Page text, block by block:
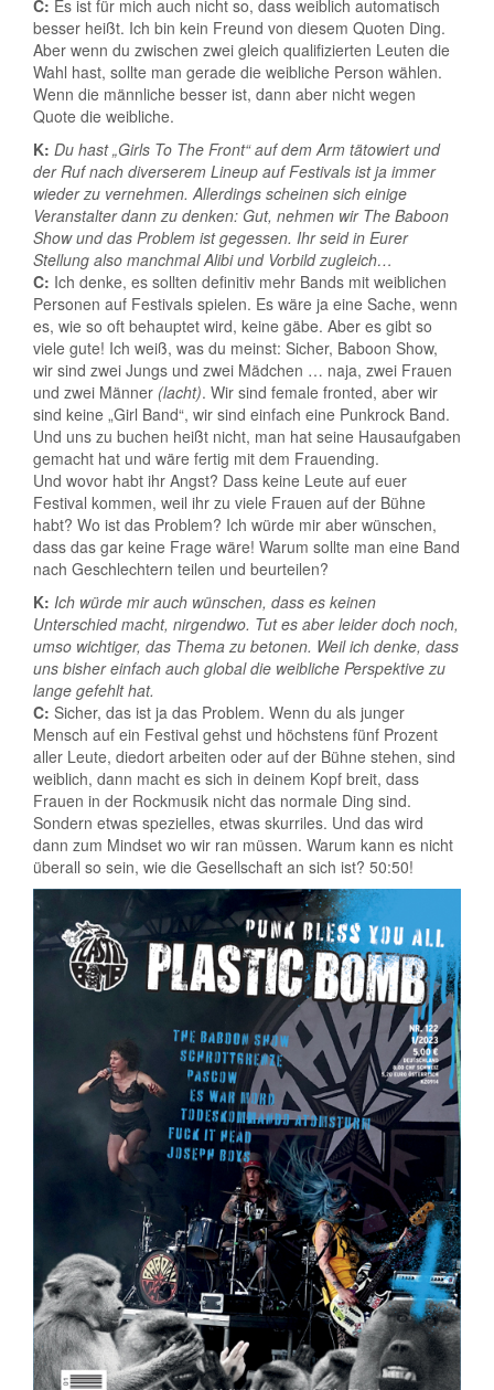
C: Es ist für mich auch nicht so, dass weiblich automatisch
besser heißt. Ich bin kein Freund von diesem Quoten Ding.
Aber wenn du zwischen zwei gleich qualifizierten Leuten die
Wahl hast, sollte man gerade die weibliche Person wählen.
Wenn die männliche besser ist, dann aber nicht wegen
Quote die weibliche.
K: Du hast „Girls To The Front“ auf dem Arm tätowiert und
der Ruf nach diverserem Lineup auf Festivals ist ja immer
wieder zu vernehmen. Allerdings scheinen sich einige
Veranstalter dann zu denken: Gut, nehmen wir The Baboon
Show und das Problem ist gegessen. Ihr seid in Eurer
Stellung also manchmal Alibi und Vorbild zugleich…
C: Ich denke, es sollten definitiv mehr Bands mit weiblichen
Personen auf Festivals spielen. Es wäre ja eine Sache, wenn
es, wie so oft behauptet wird, keine gäbe. Aber es gibt so
viele gute! Ich weiß, was du meinst: Sicher, Baboon Show,
wir sind zwei Jungs und zwei Mädchen … naja, zwei Frauen
und zwei Männer (lacht). Wir sind female fronted, aber wir
sind keine „Girl Band“, wir sind einfach eine Punkrock Band.
Und uns zu buchen heißt nicht, man hat seine Hausaufgaben
gemacht hat und wäre fertig mit dem Frauending.
Und wovor habt ihr Angst? Dass keine Leute auf euer
Festival kommen, weil ihr zu viele Frauen auf der Bühne
habt? Wo ist das Problem? Ich würde mir aber wünschen,
dass das gar keine Frage wäre! Warum sollte man eine Band
nach Geschlechtern teilen und beurteilen?
K: Ich würde mir auch wünschen, dass es keinen
Unterschied macht, nirgendwo. Tut es aber leider doch noch,
umso wichtiger, das Thema zu betonen. Weil ich denke, dass
uns bisher einfach auch global die weibliche Perspektive zu
lange gefehlt hat.
C: Sicher, das ist ja das Problem. Wenn du als junger
Mensch auf ein Festival gehst und höchstens fünf Prozent
aller Leute, diedort arbeiten oder auf der Bühne stehen, sind
weiblich, dann macht es sich in deinem Kopf breit, dass
Frauen in der Rockmusik nicht das normale Ding sind.
Sondern etwas spezielles, etwas skurriles. Und das wird
dann zum Mindset wo wir ran müssen. Warum kann es nicht
überall so sein, wie die Gesellschaft an sich ist? 50:50!